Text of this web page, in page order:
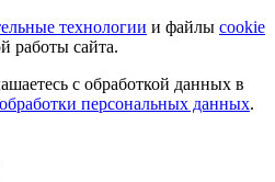
технологии и файлы cookie
работы сайта.
с обработкой данных в
персональных данных.